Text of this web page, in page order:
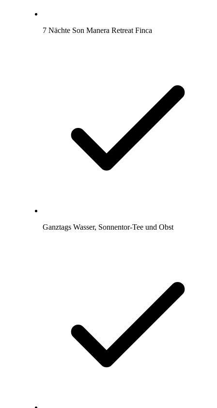
7 Nächte Son Manera Retreat Finca
Ganztags Wasser, Sonnentor-Tee und Obst